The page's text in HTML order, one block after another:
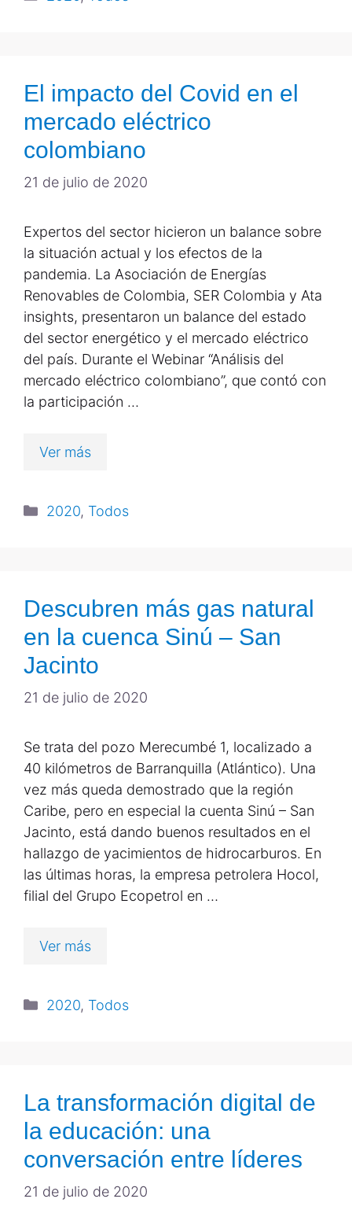
El impacto del Covid en el
mercado eléctrico
colombiano
21 de julio de 2020
Expertos del sector hicieron un balance sobre
la situación actual y los efectos de la
pandemia. La Asociación de Energías
Renovables de Colombia, SER Colombia y Ata
insights, presentaron un balance del estado
del sector energético y el mercado eléctrico
del país. Durante el Webinar “Análisis del
mercado eléctrico colombiano”, que contó con
la participación …
Ver más
2020, Todos
Descubren más gas natural
en la cuenca Sinú – San
Jacinto
21 de julio de 2020
Se trata del pozo Merecumbé 1, localizado a
40 kilómetros de Barranquilla (Atlántico). Una
vez más queda demostrado que la región
Caribe, pero en especial la cuenta Sinú – San
Jacinto, está dando buenos resultados en el
hallazgo de yacimientos de hidrocarburos. En
las últimas horas, la empresa petrolera Hocol,
filial del Grupo Ecopetrol en …
Ver más
2020, Todos
La transformación digital de
la educación: una
conversación entre líderes
21 de julio de 2020